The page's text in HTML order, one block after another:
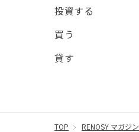
投資する
買う
貸す
TOP RENOSY マガジン